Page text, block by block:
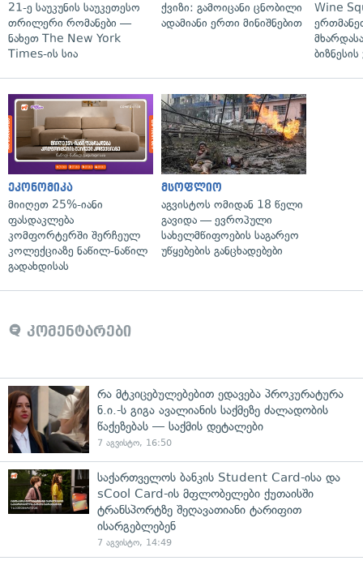
21-ე საუკუნის საუკეთესო
თრილერი რომანები —
ნახეთ The New York
Times-ის სია
ქვიზი: გამოიცანი ცნობილი
ადამიანი ერთი მინიშნებით
Wine
ეკონომიკა
მიიღეთ 25%-იანი
ფასდაკლება
კომფორტერში შერჩეულ
კოლექციაზე ნაწილ-ნაწილ
გადახდისას
მსოფლიო
აგვისტოს ომიდან 18 წელი
გავიდა — ევროპული
სახელმწიფოების საგარეო
უწყებების განცხადებები
კომენტარები
რა მტკიცებულებებით ედავება პროკურატურა
ნ.ი.-ს გიგა ავალიანის საქმეზე ძალადობის
წაქეზებას — საქმის დეტალები
7 აგვისტო, 16:50
საქართველოს ბანკის Student Card-ისა და
sCool Card-ის მფლობელები ქუთაისში
ტრანსპორტზე შეღავათიანი ტარიფით
ისარგებლებენ
7 აგვისტო, 14:49